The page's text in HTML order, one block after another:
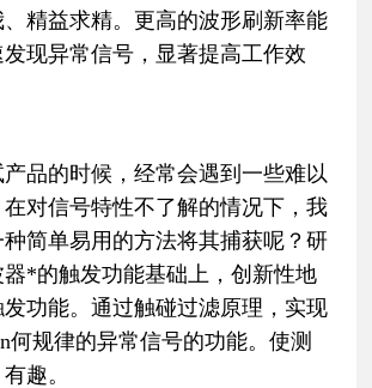
精益求精。更高的波形刷新率能
现异常信号，显著提高工作效
品的时候，经常会遇到一些难以
对信号特性不了解的情况下，我
简单易用的方法将其捕获呢？研
*的触发功能基础上，创新性地
功能。通过触碰过滤原理，实现
何规律的异常信号的功能。使测
趣。